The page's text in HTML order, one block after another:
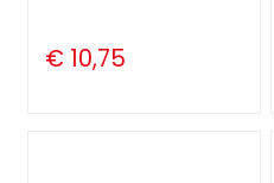
€ 10,75